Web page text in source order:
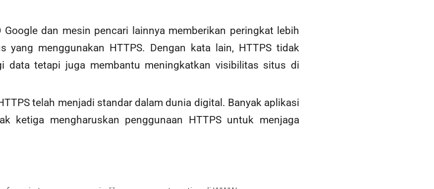
Google dan mesin pencari lainnya memberikan peringkat lebih
yang menggunakan HTTPS. Dengan kata lain, HTTPS tidak
data tetapi juga membantu meningkatkan visibilitas situs di
telah menjadi standar dalam dunia digital. Banyak aplikasi
ketiga mengharuskan penggunaan HTTPS untuk menjaga